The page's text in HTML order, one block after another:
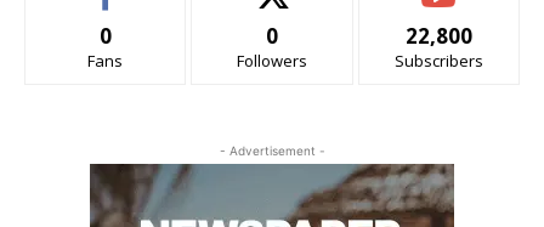
0
Fans
0
Followers
22,800
Subscribers
- Advertisement -